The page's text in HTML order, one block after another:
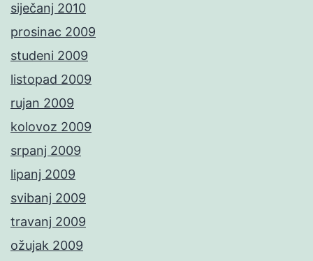
siječanj 2010
prosinac 2009
studeni 2009
listopad 2009
rujan 2009
kolovoz 2009
srpanj 2009
lipanj 2009
svibanj 2009
travanj 2009
ožujak 2009